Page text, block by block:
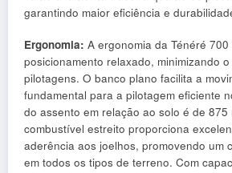
garantindo maior eficiência e
Ergonomia: A ergonomia da Ténéré
posicionamento relaxado, minimizando
pilotagens. O banco plano facilita a
fundamental para a pilotagem eficiente
do assento em relação ao solo é de 875
combustível estreito proporciona
aderência aos joelhos, promovendo um
em todos os tipos de terreno. Com